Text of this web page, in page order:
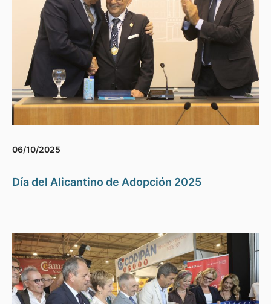
06/10/2025
Día del Alicantino de Adopción 2025